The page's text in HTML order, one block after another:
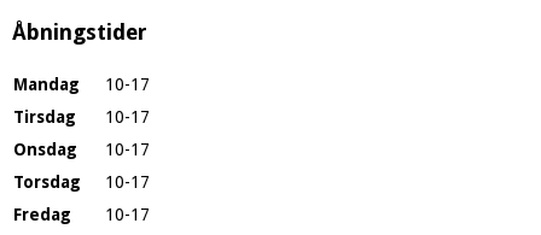
Åbningstider
Mandag
10-17
Tirsdag
10-17
Onsdag
10-17
Torsdag
10-17
Fredag
10-17